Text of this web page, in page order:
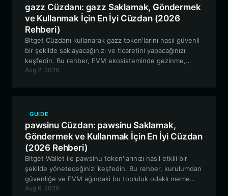
gazz Cüzdanı: gazz Saklamak, Göndermek
ve Kullanmak İçin En İyi Cüzdan (2026
Rehberi)
Bitget Cüzdanı kullanarak gazz token'larını nasıl güvenli
bir şekilde saklayacağınızı ve ticaretini yapacağınızı
keşfedin. Bu rehber, EVM ekosisteminde gezinme,
merkeziyetsiz yönetişime katılma ve gazz varlıklarınızı
Aug 2, 2026
GUIDE
pawsinu Cüzdan: pawsinu Saklamak,
Göndermek ve Kullanmak İçin En İyi Cüzdan
(2026 Rehberi)
Bitget Wallet ile pawsinu token'larınızı nasıl etkili bir
şekilde yöneteceğinizi keşfedin. Bu rehber, kurulumdan
güvenliğe ve EVM ağındaki bu topluluk odaklı meme
projesindeki deneyiminizi en üst düzeye çıkarmaya
Aug 6, 2026